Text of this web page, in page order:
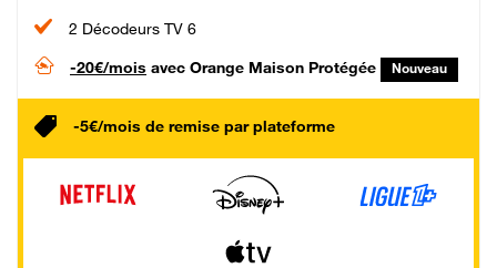
2 Décodeurs TV 6
-20€/mois avec Orange Maison Protégée Nouveau
-5€/mois de remise par plateforme